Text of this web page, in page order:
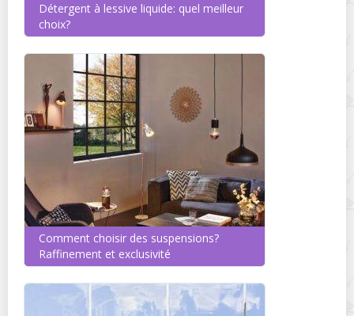
Détergent à lessive liquide: quel meilleur
choix?
Comment choisir des suspensions?
Raffinement et exclusivité